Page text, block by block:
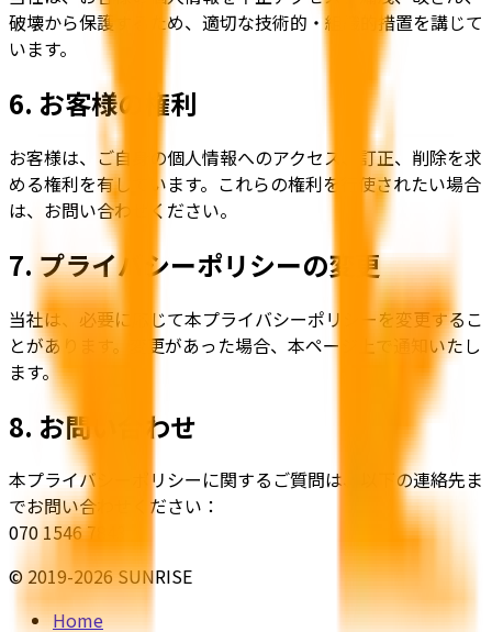
破壊から保護するため、適切な技術的・組織的措置を講じて
います。
6. お客様の権利
お客様は、ご自身の個人情報へのアクセス、訂正、削除を求
める権利を有しています。これらの権利を行使されたい場合
は、お問い合わせください。
7. プライバシーポリシーの変更
当社は、必要に応じて本プライバシーポリシーを変更するこ
とがあります。変更があった場合、本ページ上で通知いたし
ます。
8. お問い合わせ
本プライバシーポリシーに関するご質問は、以下の連絡先ま
でお問い合わせください：
070 1546 7843
© 2019-2026 SUNRISE
Home